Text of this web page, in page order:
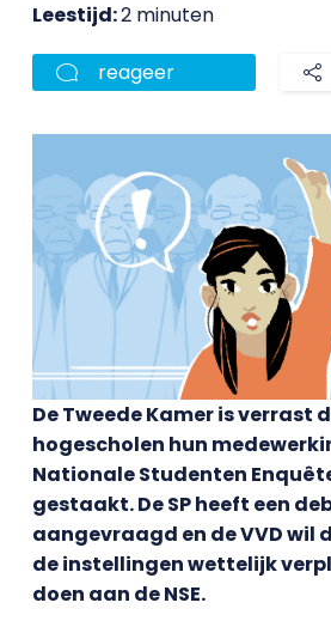
Leestijd:2 minuten
reageer
De Tweede Kamer is verrast
hogescholen hun
Nationale Studenten
gestaakt. De SP heeft een
aangevraagd en de VVD wil
de instellingen wettelijk
doen aan de NSE.